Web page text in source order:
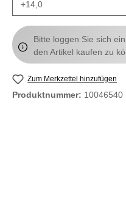
Bitte loggen Sie sich
den Artikel kaufen zu
Zum Merkzettel hinzufügen
Produktnummer: 10046540